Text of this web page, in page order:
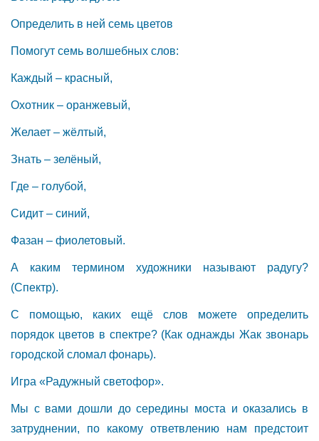
Определить в ней семь цветов
Помогут семь волшебных слов:
Каждый – красный,
Охотник – оранжевый,
Желает – жёлтый,
Знать – зелёный,
Где – голубой,
Сидит – синий,
Фазан – фиолетовый.
А каким термином художники называют радугу?
(Спектр).
С помощью, каких ещё слов можете определить
порядок цветов в спектре? (Как однажды Жак звонарь
городской сломал фонарь).
Игра «Радужный светофор».
Мы с вами дошли до середины моста и оказались в
затруднении, по какому ответвлению нам предстоит